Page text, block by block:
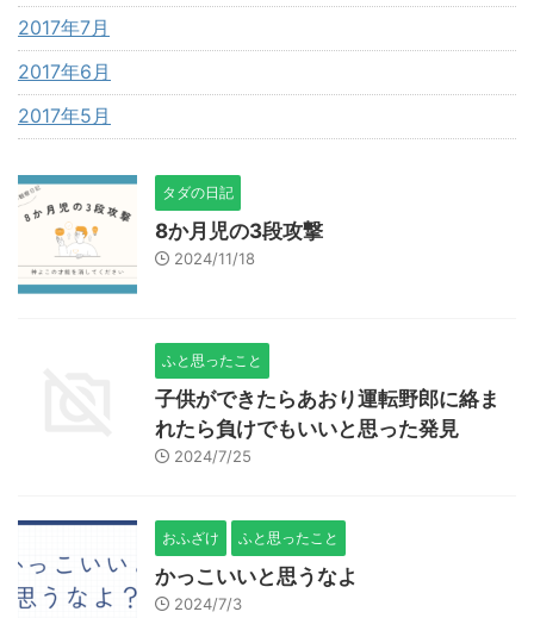
2017年7月
2017年6月
2017年5月
タダの日記
8か月児の3段攻撃
2024/11/18
ふと思ったこと
子供ができたらあおり運転野郎に絡ま
れたら負けでもいいと思った発見
2024/7/25
おふざけ ふと思ったこと
かっこいいと思うなよ
2024/7/3